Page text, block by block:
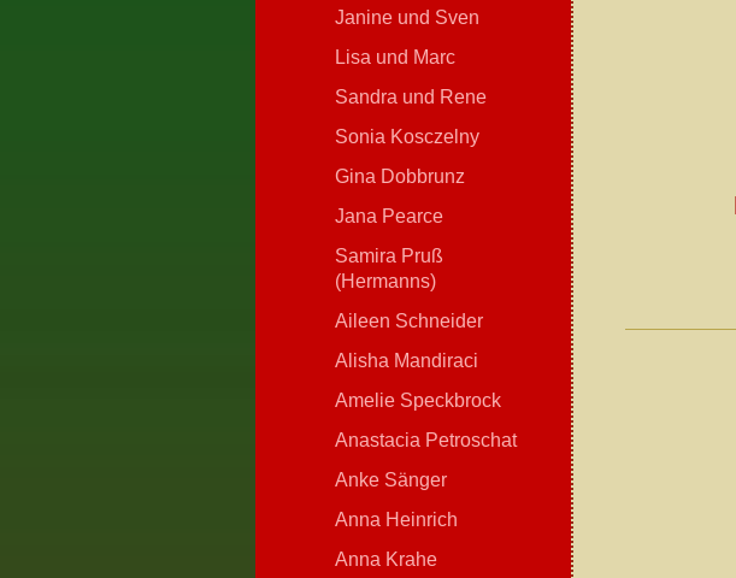
Janine und Sven
Lisa und Marc
Sandra und Rene
Sonia Kosczelny
Gina Dobbrunz
Jana Pearce
Samira Pruß
(Hermanns)
Aileen Schneider
Alisha Mandiraci
Amelie Speckbrock
Anastacia Petroschat
Anke Sänger
Anna Heinrich
Anna Krahe